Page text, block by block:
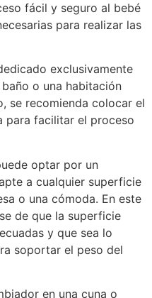
fácil y seguro al bebé
para realizar las
exclusivamente
o una habitación
se recomienda colocar el
para facilitar el proceso
optar por un
a cualquier superficie
o una cómoda. En este
de que la superficie
y que sea lo
soportar el peso del
en una cuna o